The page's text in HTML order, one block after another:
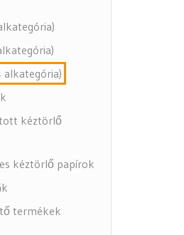
alkategória)
kéztörlő
kéztörlő papírok
termékek